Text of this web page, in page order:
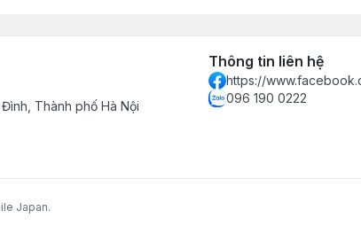
Thành phố Hà Nội
Thông tin liên hệ
https://
096 190 0222
Japan.